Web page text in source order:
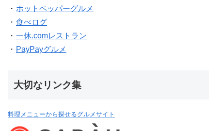
・ ホットペッパーグルメ
・ 食べログ
・ 一休.comレストラン
・ PayPayグルメ
大切なリンク集
料理メニューから探せるグルメサイト